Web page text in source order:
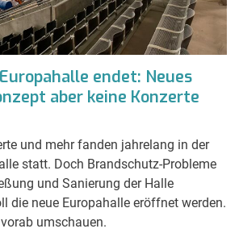
endet: Neues
aber keine Konzerte
und mehr fanden jahrelang in der
statt. Doch Brandschutz-Probleme
und Sanierung der Halle
die neue Europahalle eröffnet werden.
umschauen.